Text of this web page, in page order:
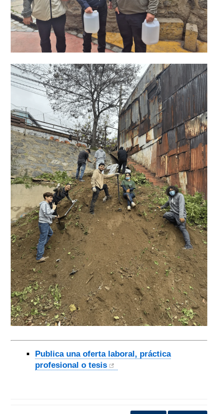
Publica una oferta laboral, práctica
profesional o tesis